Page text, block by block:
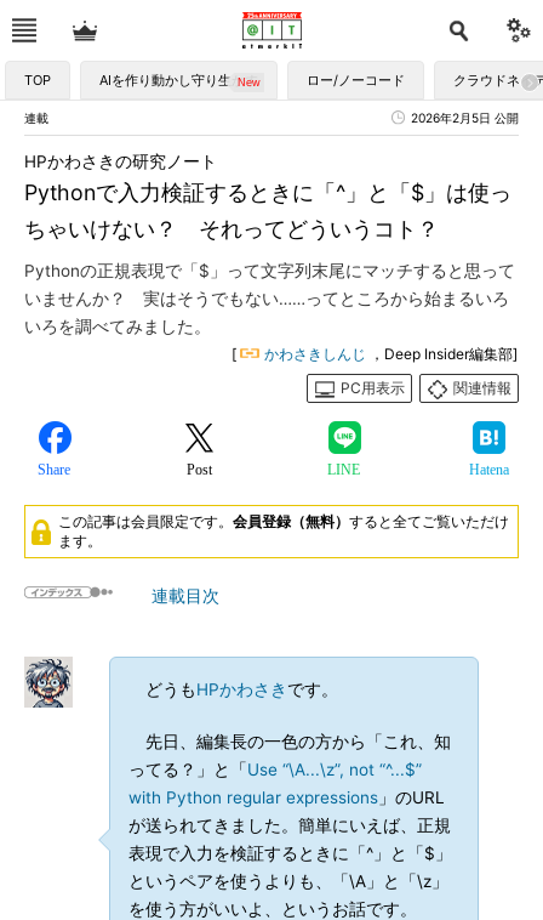
TOP AIを作り動かし守り生かす ロー/ノーコード クラウドネイ
連載 2026年2月5日 公開
Pythonで入力検証するときに「^」と「$」は使っ
ちゃいけない？ それってどういうコト？
HPかわさきの研究ノート
Pythonの正規表現で「$」って文字列末尾にマッチすると思って
いませんか？ 実はそうでもない……ってところから始まるいろ
いろを調べてみました。
[ かわさきしんじ
，Deep Insider編集部]
PC用表示
関連情報
Share Post LINE Hatena
この記事は会員限定です。 会員登録（無料） すると全てご覧いただけ
ます。
連載目次
どうもHPかわさき です。
先日、編集長の一色の方から「これ、知
ってる？」と「Use “\A...\z”, not “^...$”
with Python regular expressions 」のURL
が送られてきました。簡単にいえば、正規
表現で入力を検証するときに「^」と「$」
というペアを使うよりも、「\A」と「\z」
を使う方がいいよ、というお話です。